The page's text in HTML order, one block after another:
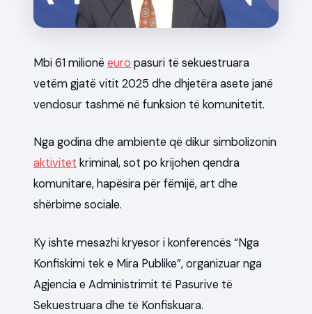
Mbi 61 milionë euro pasuri të sekuestruara
vetëm gjatë vitit 2025 dhe dhjetëra asete janë
vendosur tashmë në funksion të komunitetit.
Nga godina dhe ambiente që dikur simbolizonin
aktivitet kriminal, sot po krijohen qendra
komunitare, hapësira për fëmijë, art dhe
shërbime sociale.
Ky ishte mesazhi kryesor i konferencës “Nga
Konfiskimi tek e Mira Publike”, organizuar nga
Agjencia e Administrimit të Pasurive të
Sekuestruara dhe të Konfiskuara.